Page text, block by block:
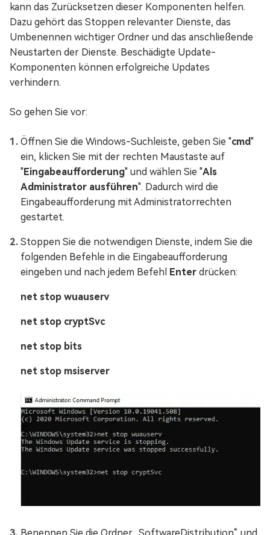
kann das Zurücksetzen dieser Komponenten helfen.
Dazu gehört das Stoppen relevanter Dienste, das
Umbenennen wichtiger Ordner und das anschließende
Neustarten der Dienste. Beschädigte Update-
Komponenten können erfolgreiche Updates
verhindern.
So gehen Sie vor:
Öffnen Sie die Windows-Suchleiste, geben Sie "cmd"
ein, klicken Sie mit der rechten Maustaste auf
"Eingabeaufforderung" und wählen Sie "Als
Administrator ausführen". Dadurch wird die
Eingabeaufforderung mit Administratorrechten
gestartet.
Stoppen Sie die notwendigen Dienste, indem Sie die
folgenden Befehle in die Eingabeaufforderung
eingeben und nach jedem Befehl Enter drücken:
net stop wuauserv
net stop cryptSvc
net stop bits
net stop msiserver